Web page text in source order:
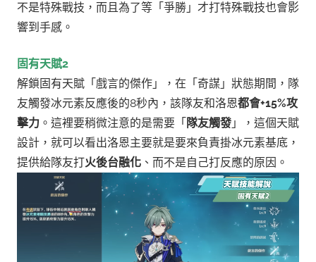
不是特殊戰技，而且為了等「爭勝」才打特殊戰技也會影
響到手感。
固有天賦2
解鎖固有天賦「戲言的傑作」，在「奇謀」狀態期間，隊
友觸發冰元素反應後的8秒內，該隊友和洛恩都會+15%攻
擊力 。 這裡要稍微注意的是需要「 隊友觸發 」，這個天賦
設計，就可以看出洛恩主要就是要來負責掛冰元素基底，
提供給隊友打火後台融化 、而不是自己打反應的原因。